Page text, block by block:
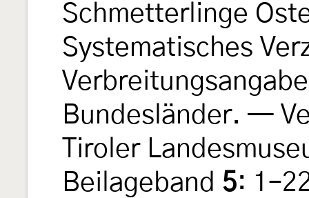
Schmetterlinge
Systematisches
Bundesländer. —
Tiroler
Beilageband 5: